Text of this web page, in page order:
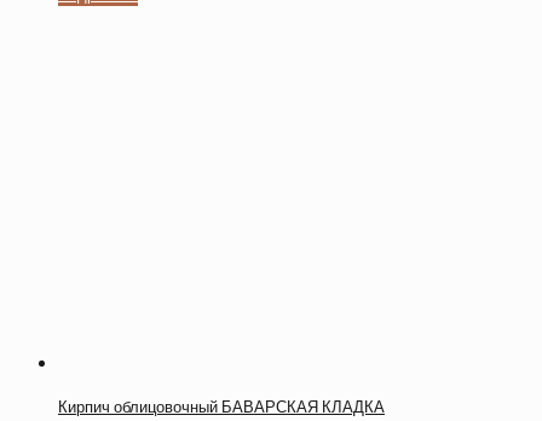
Кирпич облицовочный БАВАРСКАЯ КЛАДКА